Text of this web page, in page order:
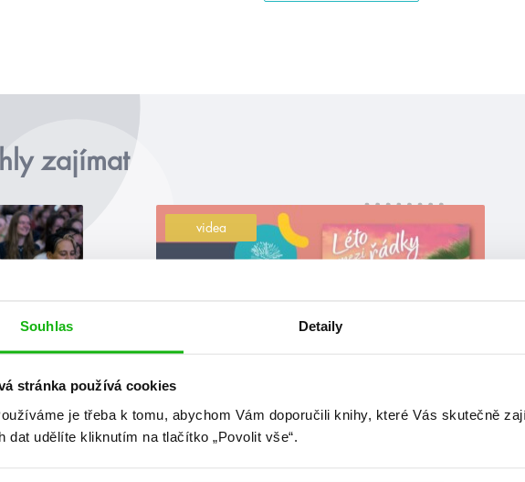
Souhlas Detaily
stránka používá cookies
je třeba k tomu, abychom Vám doporučili knihy, které Vás skutečně
dat udělíte kliknutím na tlačítko „Povolit vše“.
zajímat
videa
#alenaštraubová #audioknihy
17. 7. 2025